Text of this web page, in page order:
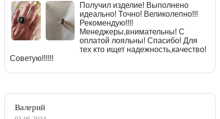
Получил изделие! Выполнено
идеально! Точно! Великолепно!!!
Рекомендую!!!!
Менеджеры,внимательны! С
оплатой лояльны! Спасибо! Для
тех кто ищет надежность,качество!
Советую!!!!!!
Валерий